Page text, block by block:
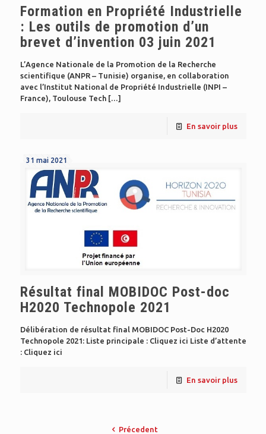
Formation en Propriété Industrielle
: Les outils de promotion d’un
brevet d’invention 03 juin 2021
L’Agence Nationale de la Promotion de la Recherche
scientifique (ANPR – Tunisie) organise, en collaboration
avec l’Institut National de Propriété Industrielle (INPI –
France), Toulouse Tech[…]
En savoir plus
31 mai 2021
Résultat final MOBIDOC Post-doc
H2020 Technopole 2021
Délibération de résultat final MOBIDOC Post-Doc H2020
Technopole 2021: Liste principale : Cliquez ici Liste d’attente
: Cliquez ici
En savoir plus
Précedent